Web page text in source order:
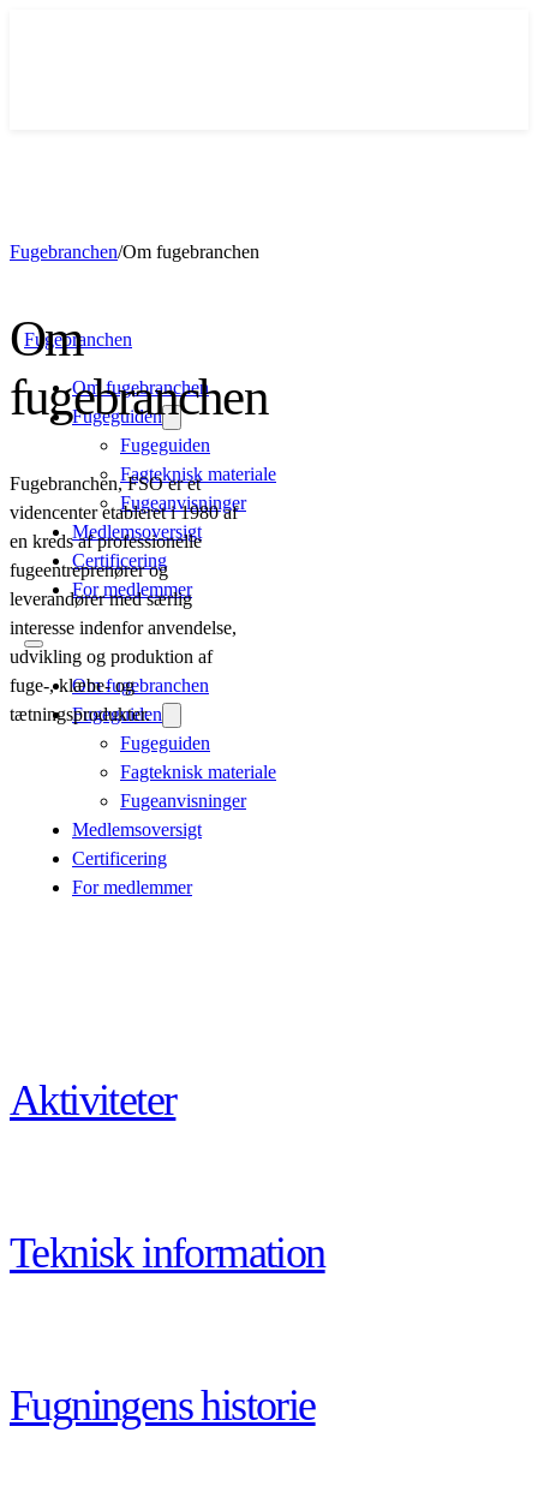
Fugebranchen
Om fugebranchen
Fugeguiden
Fugeguiden
Fagteknisk materiale
Fugeanvisninger
Medlemsoversigt
Certificering
For medlemmer
Om fugebranchen
Fugeguiden
Fugeguiden
Fagteknisk materiale
Fugeanvisninger
Medlemsoversigt
Certificering
For medlemmer
Fugebranchen/Om fugebranchen
Om
fugebranchen
Fugebranchen, FSO er et
videncenter etableret i 1980 af
en kreds af professionelle
fugeentreprenører og
leverandører med særlig
interesse indenfor anvendelse,
udvikling og produktion af
fuge-, klæbe- og
tætningsprodukter.
Aktiviteter
Teknisk information
Fugningens historie